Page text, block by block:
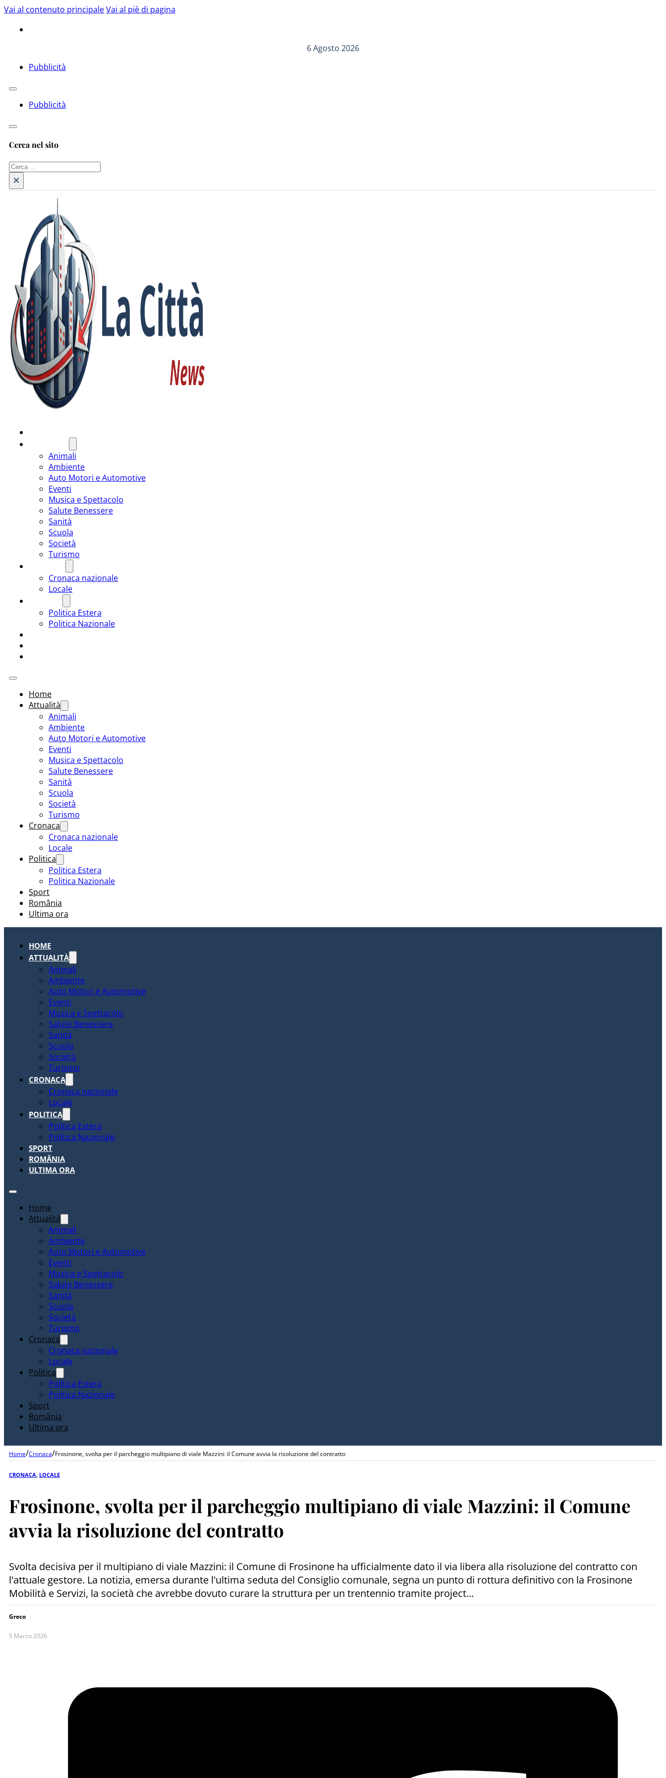
Vai al contenuto principaleVai al piè di pagina
6 Agosto 2026
Pubblicità
Pubblicità
Cerca nel sito
Cerca
×
Animali
Ambiente
Auto Motori e Automotive
Eventi
Musica e Spettacolo
Salute Benessere
Sanità
Scuola
Società
Turismo
Cronaca nazionale
Locale
Politica Estera
Politica Nazionale
Home
Attualità
Animali
Ambiente
Auto Motori e Automotive
Eventi
Musica e Spettacolo
Salute Benessere
Sanità
Scuola
Società
Turismo
Cronaca
Cronaca nazionale
Locale
Politica
Politica Estera
Politica Nazionale
Sport
România
Ultima ora
HOME
ATTUALITÀ
Animali
Ambiente
Auto Motori e Automotive
Eventi
Musica e Spettacolo
Salute Benessere
Sanità
Scuola
Società
Turismo
CRONACA
Cronaca nazionale
Locale
POLITICA
Politica Estera
Politica Nazionale
SPORT
ROMÂNIA
ULTIMA ORA
Home
Attualità
Animali
Ambiente
Auto Motori e Automotive
Eventi
Musica e Spettacolo
Salute Benessere
Sanità
Scuola
Società
Turismo
Cronaca
Cronaca nazionale
Locale
Politica
Politica Estera
Politica Nazionale
Sport
România
Ultima ora
Home/Cronaca/Frosinone, svolta per il parcheggio multipiano di viale Mazzini: il Comune avvia la risoluzione del contratto
CRONACA LOCALE
Frosinone, svolta per il parcheggio multipiano di viale Mazzini: il Comune
avvia la risoluzione del contratto
Svolta decisiva per il multipiano di viale Mazzini: il Comune di Frosinone ha ufficialmente dato il via libera alla risoluzione del contratto con
l'attuale gestore. La notizia, emersa durante l'ultima seduta del Consiglio comunale, segna un punto di rottura definitivo con la Frosinone
Mobilità e Servizi, la società che avrebbe dovuto curare la struttura per un trentennio tramite project…
Greco
5 Marzo 2026